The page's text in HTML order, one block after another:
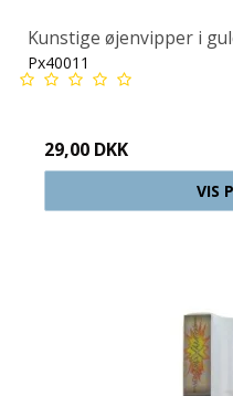
Kunstige øjenvipper i
Px40011
29,00 DKK
VIS